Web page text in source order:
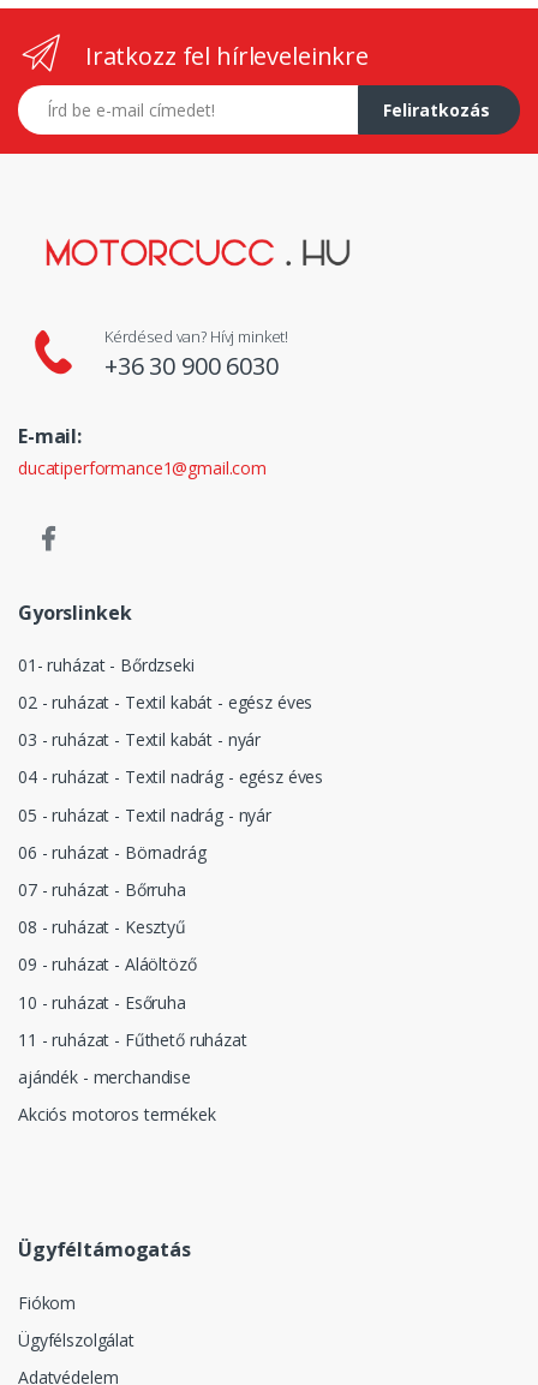
Iratkozz fel hírleveleinkre
E-mail címed
Feliratkozás
Kérdésed van? Hívj minket!
+36 30 900 6030
E-mail:
ducatiperformance1@gmail.com
Gyorslinkek
01- ruházat - Bőrdzseki
02 - ruházat - Textil kabát - egész éves
03 - ruházat - Textil kabát - nyár
04 - ruházat - Textil nadrág - egész éves
05 - ruházat - Textil nadrág - nyár
06 - ruházat - Börnadrág
07 - ruházat - Bőrruha
08 - ruházat - Kesztyű
09 - ruházat - Aláöltöző
10 - ruházat - Esőruha
11 - ruházat - Fűthető ruházat
ajándék - merchandise
Akciós motoros termékek
Ügyféltámogatás
Fiókom
Ügyfélszolgálat
Adatvédelem